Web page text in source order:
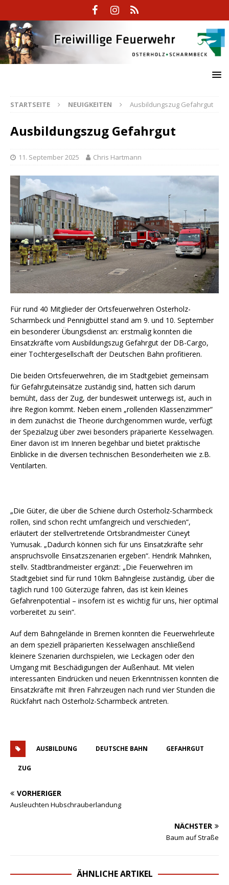
STARTSEITE NEUIGKEITEN Ausbildungszug Gefahrgut
Ausbildungszug Gefahrgut
11. September 2025 Chris Hartmann
Für rund 40 Mitglieder der Ortsfeuerwehren Osterholz-
Scharmbeck und Pennigbüttel stand am 9. und 10. September
ein besonderer Übungsdienst an: erstmalig konnten die
Einsatzkräfte vom Ausbildungszug Gefahrgut der DB-Cargo,
einer Tochtergesellschaft der Deutschen Bahn profitieren.
Die beiden Ortsfeuerwehren, die im Stadtgebiet gemeinsam
für Gefahrguteinsätze zuständig sind, hatten sich darum
bemüht, dass der Zug, der bundesweit unterwegs ist, auch in
ihre Region kommt. Neben einem „rollenden Klassenzimmer“
in dem zunächst die Theorie durchgenommen wurde, verfügt
der Spezialzug über zwei besonders präparierte Kesselwagen.
Einer davon ist im Inneren begehbar und bietet praktische
Einblicke in die diversen technischen Besonderheiten wie z.B.
Ventilarten.
„Die Güter, die über die Schiene durch Osterholz-Scharmbeck
rollen, sind schon recht umfangreich und verschieden“,
erläutert der stellvertretende Ortsbrandmeister Cüneyt
Yumusak. „Dadurch können sich für uns Einsatzkräfte sehr
anspruchsvolle Einsatzszenarien ergeben“. Hendrik Mahnken,
stellv. Stadtbrandmeister ergänzt: „Die Feuerwehren im
Stadtgebiet sind für rund 10km Bahngleise zuständig, über die
täglich rund 100 Güterzüge fahren, das ist kein kleines
Gefahrenpotential – insofern ist es wichtig für uns, hier optimal
vorbereitet zu sein“.
Auf dem Bahngelände in Bremen konnten die Feuerwehrleute
an dem speziell präparierten Kesselwagen anschließend
kleinere Szenarien durchspielen, wie Leckagen oder den
Umgang mit Beschädigungen der Außenhaut. Mit vielen
interessanten Eindrücken und neuen Erkenntnissen konnten die
Einsatzkräfte mit Ihren Fahrzeugen nach rund vier Stunden die
Rückfahrt nach Osterholz-Scharmbeck antreten.
AUSBILDUNG DEUTSCHE BAHN GEFAHRGUT
ZUG
VORHERIGER
Ausleuchten Hubschrauberlandung
NÄCHSTER
Baum auf Straße
ÄHNLICHE ARTIKEL